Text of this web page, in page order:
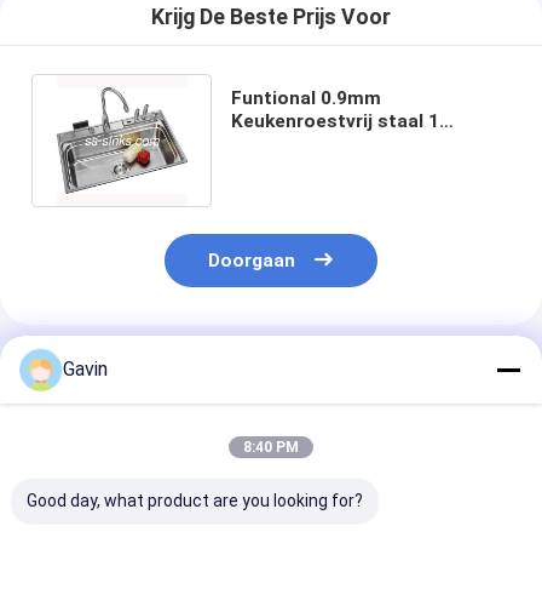
Krijg De Beste Prijs Voor
Funtional 0.9mm
Keukenroestvrij staal 1
Doorgaan
Geadviseerde Producten
Gavin
8:40 PM
Good day, what product are you looking for?